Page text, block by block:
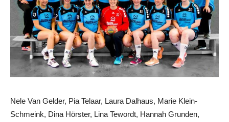
Nele Van Gelder, Pia Telaar, Laura Dalhaus, Marie Klein-
Schmeink, Dina Hörster, Lina Tewordt, Hannah Grunden,